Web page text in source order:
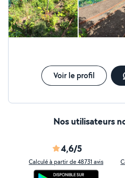
Voir le profil
Nos utilisateurs
4,6/5
Calculé à partir de 48731 avis